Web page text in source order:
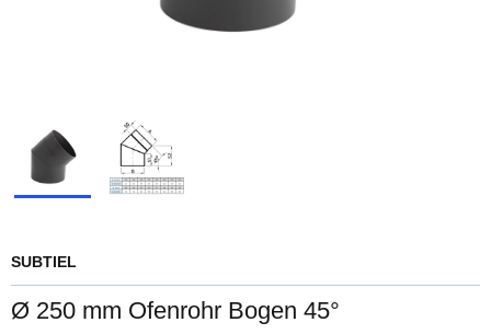
SUBTIEL
Ø 250 mm Ofenrohr Bogen 45°